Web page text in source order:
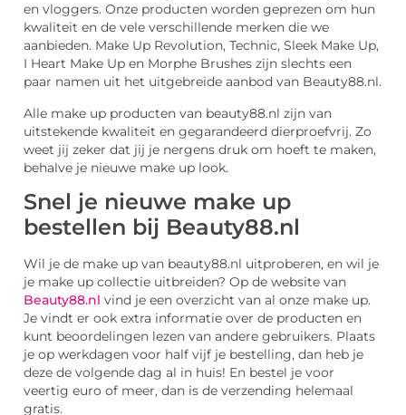
en vloggers. Onze producten worden geprezen om hun
kwaliteit en de vele verschillende merken die we
aanbieden. Make Up Revolution, Technic, Sleek Make Up,
I Heart Make Up en Morphe Brushes zijn slechts een
paar namen uit het uitgebreide aanbod van Beauty88.nl.
Alle make up producten van beauty88.nl zijn van
uitstekende kwaliteit en gegarandeerd dierproefvrij. Zo
weet jij zeker dat jij je nergens druk om hoeft te maken,
behalve je nieuwe make up look.
Snel je nieuwe make up
bestellen bij Beauty88.nl
Wil je de make up van beauty88.nl uitproberen, en wil je
je make up collectie uitbreiden? Op de website van
Beauty88.nl vind je een overzicht van al onze make up.
Je vindt er ook extra informatie over de producten en
kunt beoordelingen lezen van andere gebruikers. Plaats
je op werkdagen voor half vijf je bestelling, dan heb je
deze de volgende dag al in huis! En bestel je voor
veertig euro of meer, dan is de verzending helemaal
gratis.